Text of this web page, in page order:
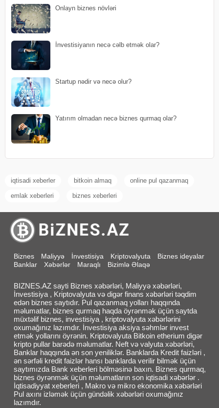
Onlayn biznes növləri
İnvestisiyanın necə cəlb etmək olar?
Startup nədir və necə olur?
Yatırım olmadan necə biznes qurmaq olar?
iqtisadi xeberler bitkoin almaq online pul qazanmaq
emlak xeberleri biznes xeberleri
Biznes Maliyyə İnvestisiya Kriptovalyuta
Biznes ideyalar
Banklar
Xəbərlər Maraqlı Bizimlə Əlaqə
BIZNES.AZ sayti Biznes xəbərləri, Maliyyə xəbərləri,
İnvestisiya , Kriptovalyuta və digər finans xəbərləri təqdim
edən biznes saytıdır. Pul qazanmaq yolları haqqında
məlumatlar, biznes qurmaq haqda öyrənmək üçün saytda
müxtəlif biznes, investisiya , kriptovalyuta xəbərlərini
oxumağınız lazımdır. İnvestisiya aksiya səhmlər invest
etmək yollarını öyrənin. Kriptovalyuta Bitkoin etherium digər
kripto pullar barədə məlumatlar. Neft və valyuta xəbərləri,
Banklar haqqında ən son yeniliklər. Banklarda Kredit faizləri ,
ən sərfəli kredit faizlər hansı banklarda verilir bilmək üçün
saytımızda Bank xeberleri bölməsinə baxın. Biznes qurmaq,
biznes öyrənmək üçün məlumatların son iqtisadi xəbərlər .
İqtisadiyyat xeberleri , Makro və mikro ekonomika xəbərləri
Pul axını izləmək üçün gündəlik xəbərləri oxumağınız
lazımdır.